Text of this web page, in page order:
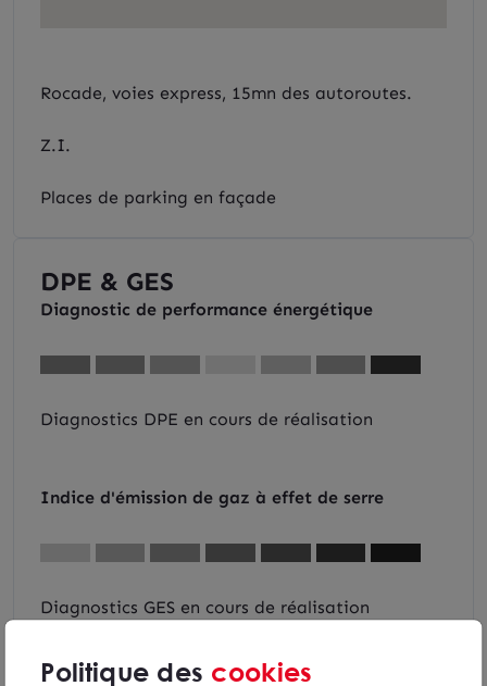
Rocade, voies express, 15mn des autoroutes.
Z.I.
Places de parking en façade
DPE & GES
Diagnostic de performance énergétique
Diagnostics DPE en cours de réalisation
Indice d'émission de gaz à effet de serre
Diagnostics GES en cours de réalisation
Politique des cookies